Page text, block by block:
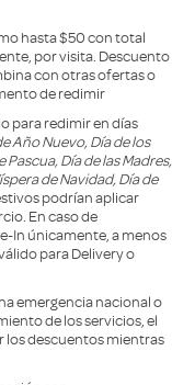
hasta $50 con total
por visita. Descuento
con otras ofertas o
de redimir
para redimir en días
Año Nuevo, Día de los
Día de las Madres,
de Navidad, Día de
podrían aplicar
En caso de
In únicamente, a menos
para Delivery o
emergencia nacional o
de los servicios, el
los descuentos mientras